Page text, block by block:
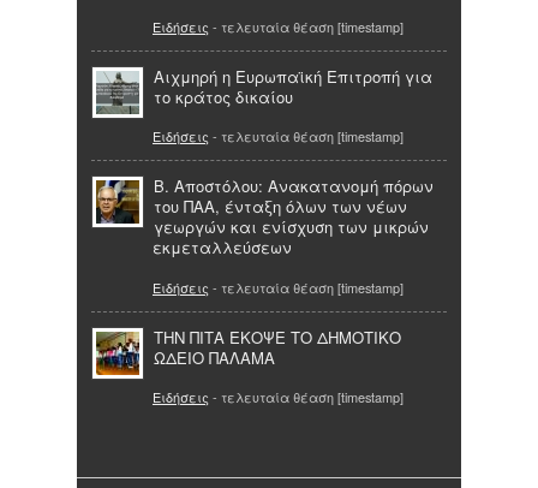
Ειδήσεις - τελευταία θέαση [timestamp]
Αιχμηρή η Ευρωπαϊκή Επιτροπή για
το κράτος δικαίου
Ειδήσεις - τελευταία θέαση [timestamp]
Β. Αποστόλου: Ανακατανομή πόρων
του ΠΑΑ, ένταξη όλων των νέων
γεωργών και ενίσχυση των μικρών
εκμεταλλεύσεων
Ειδήσεις - τελευταία θέαση [timestamp]
THN ΠΙΤΑ ΕΚΟΨΕ ΤΟ ΔΗΜΟΤΙΚΟ
ΩΔΕΙΟ ΠΑΛΑΜΑ
Ειδήσεις - τελευταία θέαση [timestamp]